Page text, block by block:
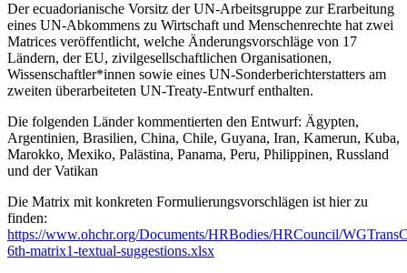
Der ecuadorianische Vorsitz der UN-Arbeitsgruppe zur Erarbeitung
eines UN-Abkommens zu Wirtschaft und Menschenrechte hat zwei
Matrices veröffentlicht, welche Änderungsvorschläge von 17
Ländern, der EU, zivilgesellschaftlichen Organisationen,
Wissenschaftler*innen sowie eines UN-Sonderberichterstatters am
zweiten überarbeiteten UN-Treaty-Entwurf enthalten.
Die folgenden Länder kommentierten den Entwurf: Ägypten,
Argentinien, Brasilien, China, Chile, Guyana, Iran, Kamerun, Kuba,
Marokko, Mexiko, Palästina, Panama, Peru, Philippinen, Russland
und der Vatikan
Die Matrix mit konkreten Formulierungsvorschlägen ist hier zu
finden:
https://www.ohchr.org/Documents/HRBodies/HRCouncil/
6th-matrix1-textual-suggestions.xlsx